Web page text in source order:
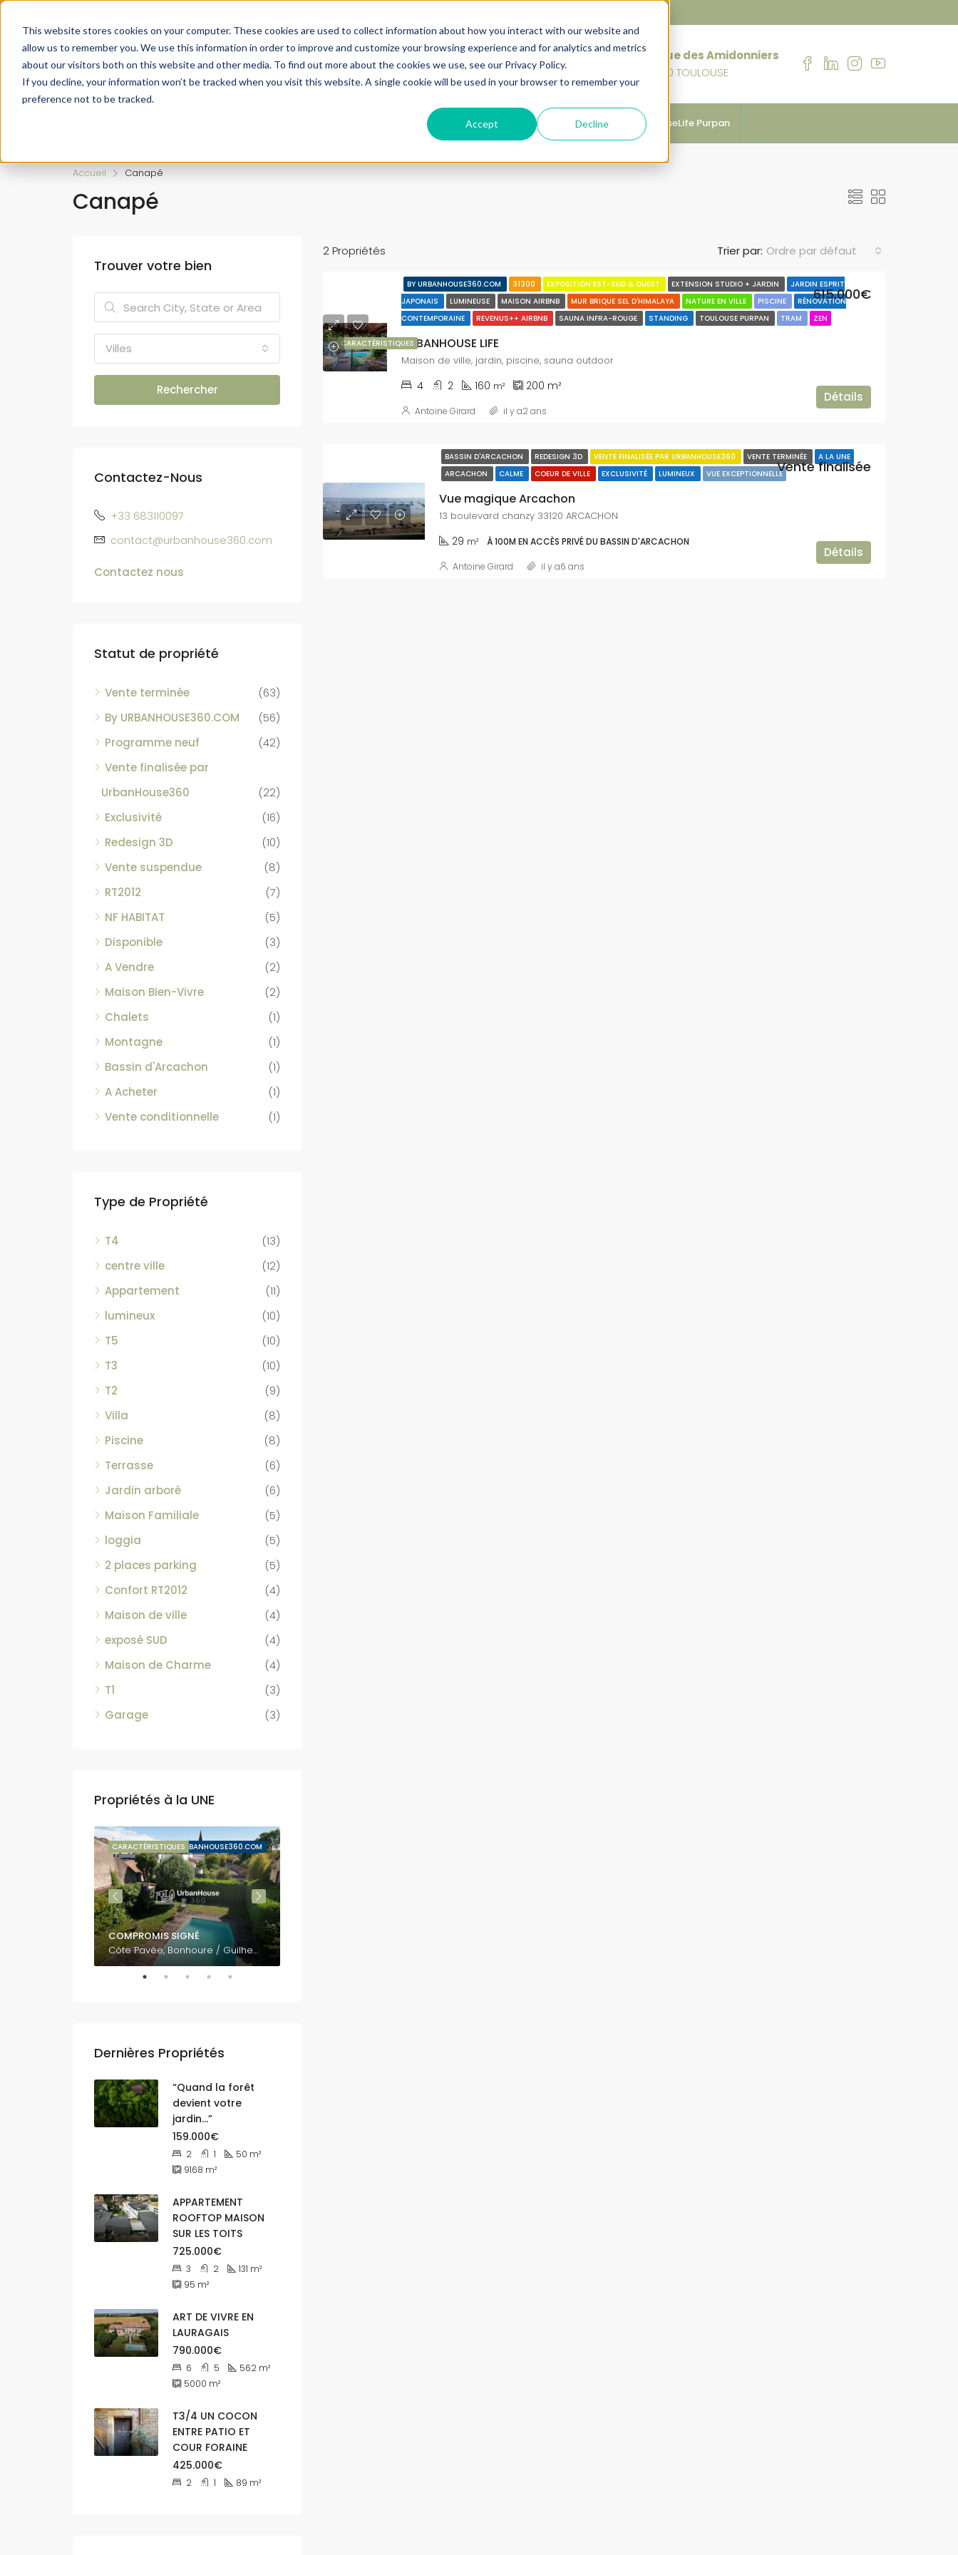
This website stores cookies on your computer. These cookies are used to collect information about how you interact with our website and
allow us to remember you. We use this information in order to improve and customize your browsing experience and for analytics and metrics
about our visitors both on this website and other media. To find out more about the cookies we use, see our Privacy Policy.
If you decline, your information won’t be tracked when you visit this website. A single cookie will be used in your browser to remember your
preference not to be tracked.
Accept Decline
+33683110097
contact@urbanhouse360.com
76 rue des Amidonniers
31000 TOULOUSE
Nos Biens Nos infos UrbanhouseLife Purpan
Accueil Canapé
Canapé
2 Propriétés Trier par: Ordre par défaut
CARACTÉRISTIQUES
BY URBANHOUSE360.COM 31300 EXPOSITION EST-SUD & OUEST EXTENSION STUDIO + JARDIN
JARDIN ESPRIT
JAPONAIS
LUMINEUSE MAISON AIRBNB MUR BRIQUE SEL D'HIMALAYA NATURE EN VILLE PISCINE
RÉNOVATION
CONTEMPORAINE
REVENUS++ AIRBNB SAUNA INFRA-ROUGE STANDING TOULOUSE PURPAN TRAM ZEN
URBANHOUSE LIFE
615.000€
Maison de ville, jardin, piscine, sauna outdoor
4 2 160 m² 200 m²
Détails
Antoine Girard il y a2 ans
BASSIN D'ARCACHON REDESIGN 3D VENTE FINALISÉE PAR URBANHOUSE360 VENTE TERMINÉE
A LA UNE
ARCACHON
CALME COEUR DE VILLE EXCLUSIVITÉ LUMINEUX VUE EXCEPTIONNELLE
Vue magique Arcachon
Vente finalisée
13 boulevard chanzy 33120 ARCACHON
29 m² À 100M EN ACCÈS PRIVÉ DU BASSIN D'ARCACHON
Détails
Antoine Girard il y a6 ans
Trouver votre bien
Villes
Rechercher
Contactez-Nous
+33 683110097
contact@urbanhouse360.com
Contactez nous
Statut de propriété
Vente terminée
(63)
By URBANHOUSE360.COM
(56)
Programme neuf
(42)
Vente finalisée par
UrbanHouse360
(22)
Exclusivité
(16)
Redesign 3D
(10)
Vente suspendue
(8)
RT2012
(7)
NF HABITAT
(5)
Disponible
(3)
A Vendre
(2)
Maison Bien-Vivre
(2)
Chalets
(1)
Montagne
(1)
Bassin d'Arcachon
(1)
A Acheter
(1)
Vente conditionnelle
(1)
Type de Propriété
T4
(13)
centre ville
(12)
Appartement
(11)
lumineux
(10)
T5
(10)
T3
(10)
T2
(9)
Villa
(8)
Piscine
(8)
Terrasse
(6)
Jardin arboré
(6)
Maison Familiale
(5)
loggia
(5)
2 places parking
(5)
Confort RT2012
(4)
Maison de ville
(4)
exposé SUD
(4)
Maison de Charme
(4)
T1
(3)
Garage
(3)
Propriétés à la UNE
BY URBANHOUSE360.COM
CARACTÉRISTIQUES
COMPROMIS SIGNÉ
Côte Pavée, Bonhoure / Guilheméry / Château de l'Hers / Limayrac / Côte Pavée, Toulouse, Haute-Garonne, Occitanie, France métropolitaine, 31400, France
Dernières Propriétés
“Quand la forêt
devient votre
jardin…”
159.000€
2 1 50 m²
9168 m²
APPARTEMENT
ROOFTOP MAISON
SUR LES TOITS
725.000€
3 2 131 m²
95 m²
ART DE VIVRE EN
LAURAGAIS
790.000€
6 5 562 m²
5000 m²
T3/4 UN COCON
ENTRE PATIO ET
COUR FORAINE
425.000€
2 1 89 m²